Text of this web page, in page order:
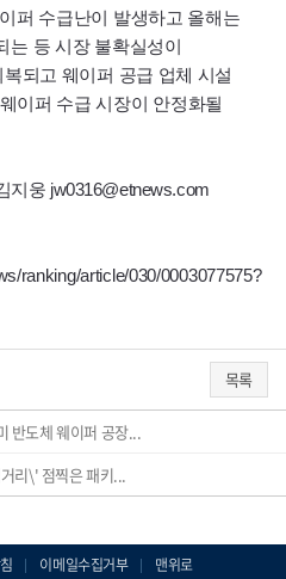
퍼 수급난이 발생하고 올해는
는 등 시장 불확실성이
되고 웨이퍼 공급 업체 시설
이퍼 수급 시장이 안정화될
지웅 jw0316@etnews.com
ranking/article/030/0003077575?
목록
반도체 웨이퍼 공장...
리\' 점찍은 패키...
이메일수집거부 맨위로